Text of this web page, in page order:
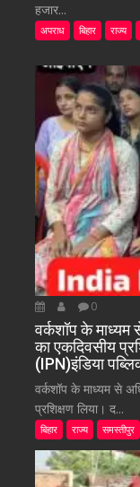
हजार...
अपराध बिहार राज्य
0
वर्कशॉप के
का एकदिवसीय
(IPN)इंडिया
वर्कशॉप के माध्यम से
प्रशिक्षण लिया। द...
बिहार राज्य समस्तीपुर